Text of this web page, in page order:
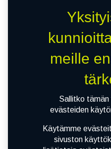
meille
Sallitko
evästeiden
Käytämme
sivuston